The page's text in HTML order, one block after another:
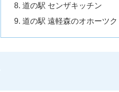
道の駅 センザキッチン
道の駅 遠軽森のオホーツク